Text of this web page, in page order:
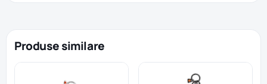
Produse similare